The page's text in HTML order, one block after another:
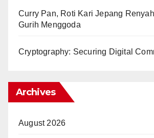
Curry Pan, Roti Kari Jepang
Gurih Menggoda
Cryptography: Securing Digital
Archives
August 2026